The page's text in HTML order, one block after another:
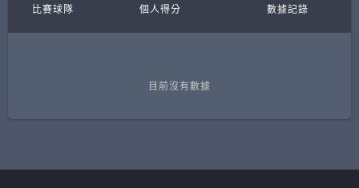
比賽球隊 個人得分 數據記錄
目前沒有數據